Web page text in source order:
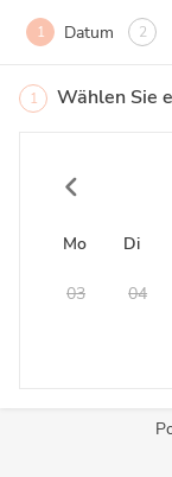
1 Datum 2
1 Wählen Sie
Mo Di
03 04